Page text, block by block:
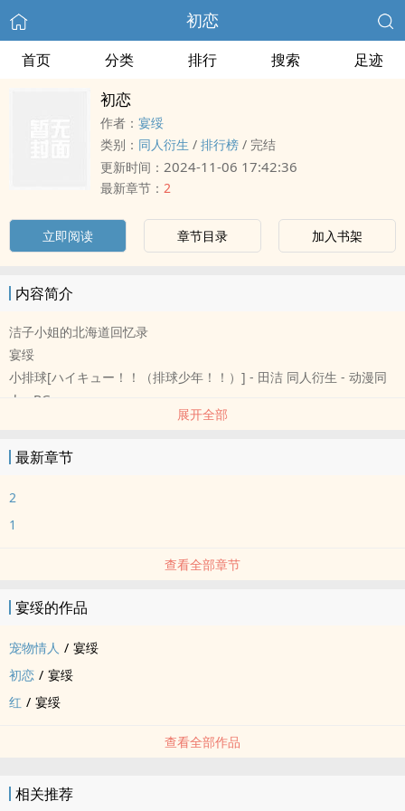
初恋
首页 分类 排行 搜索 足迹
初恋
作者： 宴绥
类别： ‍同‍‎‎人‎衍生 / 排行榜 / 完结
更新时间： 2024-11-06 17:42:36
最新章节： 2
立即阅读 章节目录 加入书架
内容简介
洁子小姐的北海道回忆录
宴绥
小排球[ハイキュー！！（排球少年！！）] - 田洁 ‍同‍‎‎人‎衍生 - 动漫‍同‍‎‎
人‎ - BG
-田中秘密筹备求婚产生误会促使的单人旅行
-洁子小姐的北海道回忆录
展开全部
最新章节
2
1
查看全部章节
宴绥的作品
宠物情人 / 宴绥
初恋 / 宴绥
红 / 宴绥
查看全部作品
相关推荐